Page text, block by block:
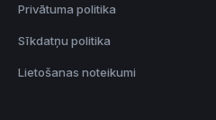
Privātuma politika
Sīkdatņu politika
Lietošanas noteikumi